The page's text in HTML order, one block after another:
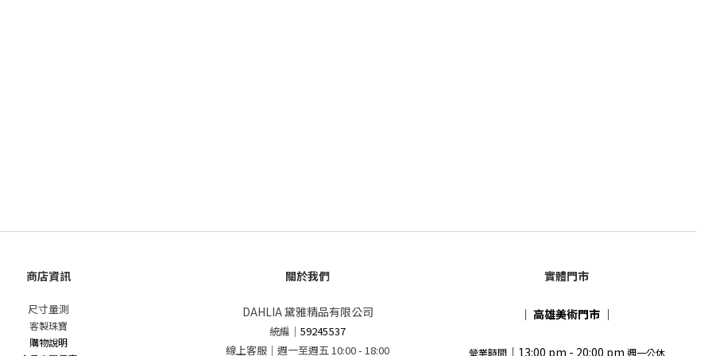
商店資訊
尺寸量測
客製珠寶
購物說明
關於我們
DAHLIA 黛雅精品有限公司
統編 ｜59245537
線上客服｜週一至週五 10:00 - 18:00
實體門市
｜ 高雄美術門市 ｜
營業時間｜13:00 pm - 20:00 pm 週一公休